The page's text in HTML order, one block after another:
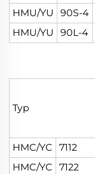
HMU/YU
90S-4
HMU/YU
90L-4
Typ
HMC/YC
7112
HMC/YC
7122